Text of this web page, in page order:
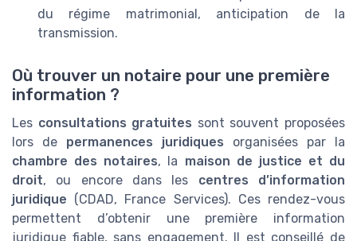
du régime matrimonial, anticipation de la
transmission.
Où trouver un notaire pour une première
information ?
Les consultations gratuites sont souvent proposées
lors de permanences juridiques organisées par la
chambre des notaires, la maison de justice et du
droit, ou encore dans les centres d’information
juridique (CDAD, France Services). Ces rendez-vous
permettent d’obtenir une première information
juridique fiable, sans engagement. Il est conseillé de